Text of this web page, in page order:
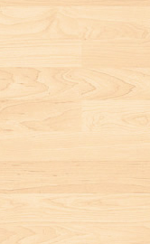
永玲 X 臺灣嬰幼兒親
子共讀重要推手吳淑
娟 精心企劃，啟動寶
寶的全腦開發
人生自此從黑白變彩
小姐(們)〉 母雞有的
母雞小姐們集體來到
動物診所抗議：「公
雞有的，我們也要
有！」面對來勢洶洶
們的怒火呢？ ●特別
訂製：大麥町給讀者
一帖藥 讀者症狀：√
心情不好 √無聊 處
方箋：《黑白醫生大